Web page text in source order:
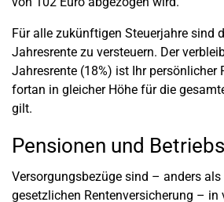
Für alle zukünftigen Steuerjahre sind
Jahresrente zu versteuern. Der
Jahresrente (18%) ist Ihr persönlicher
fortan in gleicher Höhe für die
gilt.
Pensionen und
Versorgungsbezüge sind – anders als
gesetzlichen Rentenversicherung –